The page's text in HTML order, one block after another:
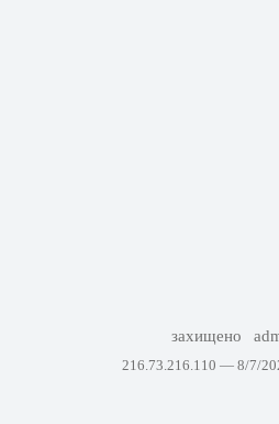
захищено
216.73.216.110 — 8/7/